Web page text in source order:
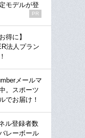
モデルが登
PR
得に】
法人プラン
メールマ
。スポーツ
でお届け！
ル登録者数
レーボール